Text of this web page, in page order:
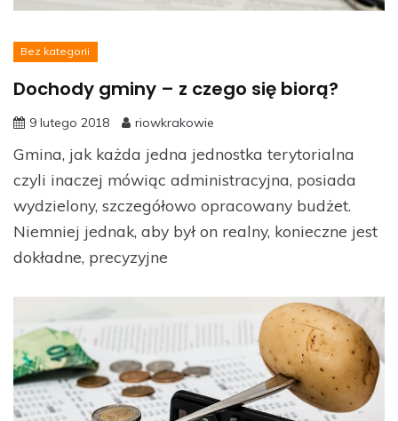
Bez kategorii
Dochody gminy – z czego się biorą?
9 lutego 2018 riowkrakowie
Gmina, jak każda jedna jednostka terytorialna
czyli inaczej mówiąc administracyjna, posiada
wydzielony, szczegółowo opracowany budżet.
Niemniej jednak, aby był on realny, konieczne jest
dokładne, precyzyjne